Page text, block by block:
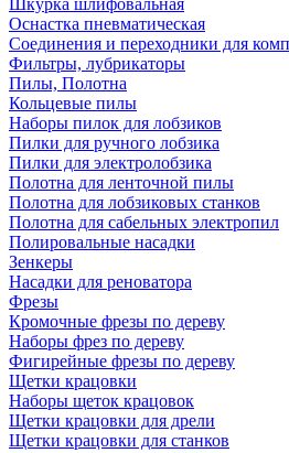
Шкурка шлифовальная
Оснастка пневматическая
Соединения и переходники для
Фильтры, лубрикаторы
Пилы, Полотна
Кольцевые пилы
Наборы пилок для лобзиков
Пилки для ручного лобзика
Пилки для электролобзика
Полотна для ленточной пилы
Полотна для лобзиковых станков
Полотна для сабельных электропил
Полировальные насадки
Зенкеры
Насадки для реноватора
Фрезы
Кромочные фрезы по дереву
Наборы фрез по дереву
Фигирейные фрезы по дереву
Щетки крацовки
Наборы щеток крацовок
Щетки крацовки для дрели
Щетки крацовки для станков